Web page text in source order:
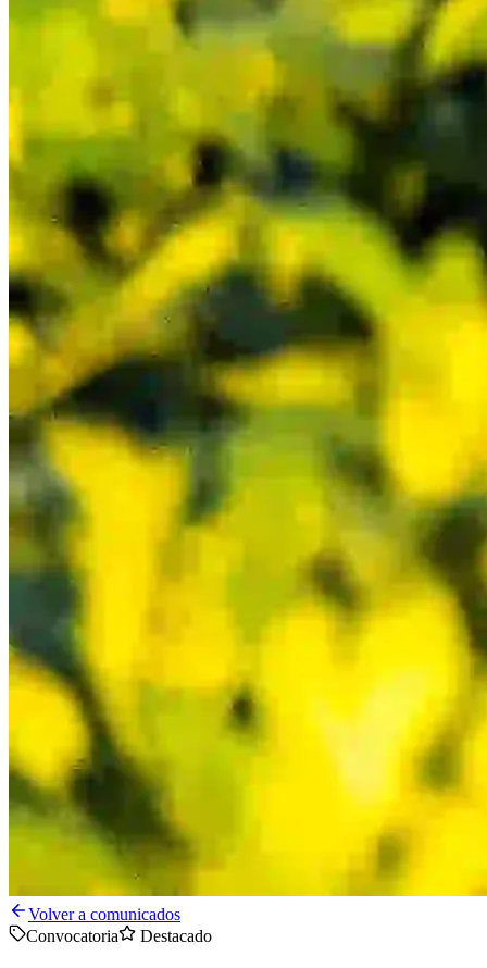
Volver a comunicados
Convocatoria
Destacado